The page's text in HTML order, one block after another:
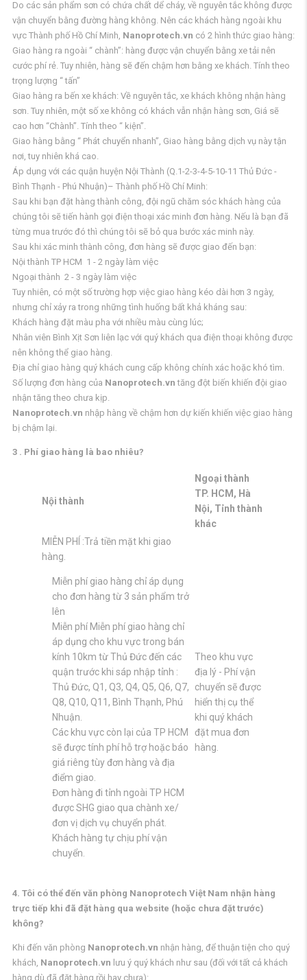
Do các sản phẩm sơn có chứa chất dể cháy, về nguyên tắc không được
vận chuyển bằng đường hàng không. Nên các khách hàng ngoài khu
vực Thành phố Hồ Chí Minh, Nanoprotech.vn có 2 hình thức giao hàng:
Giao hàng ra ngoài “ chành”: hàng được vận chuyển bằng xe tải nên
cước phí rẻ. Tuy nhiên, hàng sẽ đến chậm hơn bằng xe khách. Tính theo
trọng lượng “ tấn”
Giao hàng ra bến xe khách: Về nguyên tắc, xe khách không nhận hàng
sơn. Tuy nhiên, một số xe không có khách vẫn nhận hàng sơn, Giá sẽ
cao hơn “Chành”. Tính theo “ kiện”.
Giao hàng bằng “ Phát chuyển nhanh”, Giao hàng bằng dịch vụ này tận
nơi, tuy nhiên khá cao.
Áp dụng với các quận huyện Nội Thành (Q.1-2-3-4-5-10-11 Thủ Đức -
Bình Thạnh - Phú Nhuận)– Thành phố Hồ Chí Minh:
Sau khi bạn đặt hàng thành công, đội ngũ chăm sóc khách hàng của
chúng tôi sẽ tiến hành gọi điện thoại xác minh đơn hàng. Nếu là bạn đã
từng mua trước đó thì chúng tôi sẽ bỏ qua bước xác minh này.
Sau khi xác minh thành công, đơn hàng sẽ được giao đến bạn:
Nội thành TP HCM 1 - 2 ngày làm việc
Ngoại thành 2 - 3 ngày làm việc
Tuy nhiên, có một số trường hợp việc giao hàng kéo dài hơn 3 ngày,
nhưng chỉ xảy ra trong những tình huống bất khả kháng sau:
Khách hàng đặt màu pha với nhiều màu cùng lúc;
Nhân viên Bình Xịt Sơn liên lạc với quý khách qua điện thoại không được
nên không thể giao hàng.
Địa chỉ giao hàng quý khách cung cấp không chính xác hoặc khó tìm.
Số lượng đơn hàng của Nanoprotech.vn tăng đột biến khiến đội giao
nhận tăng theo chưa kịp.
Nanoprotech.vn nhập hàng về chậm hơn dự kiến khiến việc giao hàng
bị chậm lại.
3 . Phí giao hàng là bao nhiêu?
Nội thành
Ngoại thành
TP. HCM, Hà
Nội, Tỉnh thành
khác
MIỄN PHÍ :Trả tiền mặt khi giao
hàng.
Miễn phí giao hàng chỉ áp dụng
cho đơn hàng từ 3 sản phẩm trở
lên
Miễn phí Miễn phí giao hàng chỉ
áp dụng cho khu vực trong bán
kính 10km từ Thủ Đức đến các
quận trước khi sáp nhập tỉnh :
Thủ Đức, Q1, Q3, Q4, Q5, Q6, Q7,
Q8, Q10, Q11, Bình Thạnh, Phú
Nhuận.
Các khu vực còn lại của TP HCM
sẽ được tính phí hỗ trợ hoặc báo
giá riêng tùy đơn hàng và địa
điểm giao.
Đơn hàng đi tỉnh ngoài TP HCM
được SHG giao qua chành xe/
đơn vị dịch vụ chuyển phát.
Khách hàng tự chịu phí vận
chuyển.
Theo khu vực
địa lý - Phí vận
chuyển sẽ được
hiển thị cụ thể
khi quý khách
đặt mua đơn
hàng.
4. Tôi có thể đến văn phòng Nanoprotech Việt Nam nhận hàng
trực tiếp khi đã đặt hàng qua website (hoặc chưa đặt trước)
không?
Khi đến văn phòng Nanoprotech.vn nhận hàng, để thuận tiện cho quý
khách, Nanoprotech.vn lưu ý quý khách như sau (đối với tất cả khách
hàng dù đã đặt hàng rồi hay chưa):